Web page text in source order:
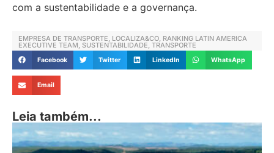
com a sustentabilidade e a governança.
EMPRESA DE TRANSPORTE LOCALIZA&CO RANKING LATIN AMERICA
EXECUTIVE TEAM SUSTENTABILIDADE TRANSPORTE
Facebook Twitter LinkedIn WhatsApp
Email
Leia também...